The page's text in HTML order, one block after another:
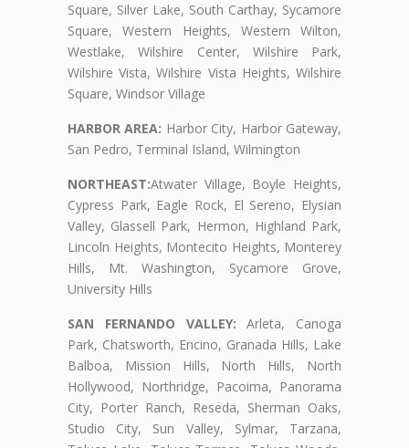
Square, Silver Lake, South Carthay, Sycamore
Square, Western Heights, Western Wilton,
Westlake, Wilshire Center, Wilshire Park,
Wilshire Vista, Wilshire Vista Heights, Wilshire
Square, Windsor Village
HARBOR AREA: Harbor City, Harbor Gateway,
San Pedro, Terminal Island, Wilmington
NORTHEAST:Atwater Village, Boyle Heights,
Cypress Park, Eagle Rock, El Sereno, Elysian
Valley, Glassell Park, Hermon, Highland Park,
Lincoln Heights, Montecito Heights, Monterey
Hills, Mt. Washington, Sycamore Grove,
University Hills
SAN FERNANDO VALLEY: Arleta, Canoga
Park, Chatsworth, Encino, Granada Hills, Lake
Balboa, Mission Hills, North Hills, North
Hollywood, Northridge, Pacoima, Panorama
City, Porter Ranch, Reseda, Sherman Oaks,
Studio City, Sun Valley, Sylmar, Tarzana,